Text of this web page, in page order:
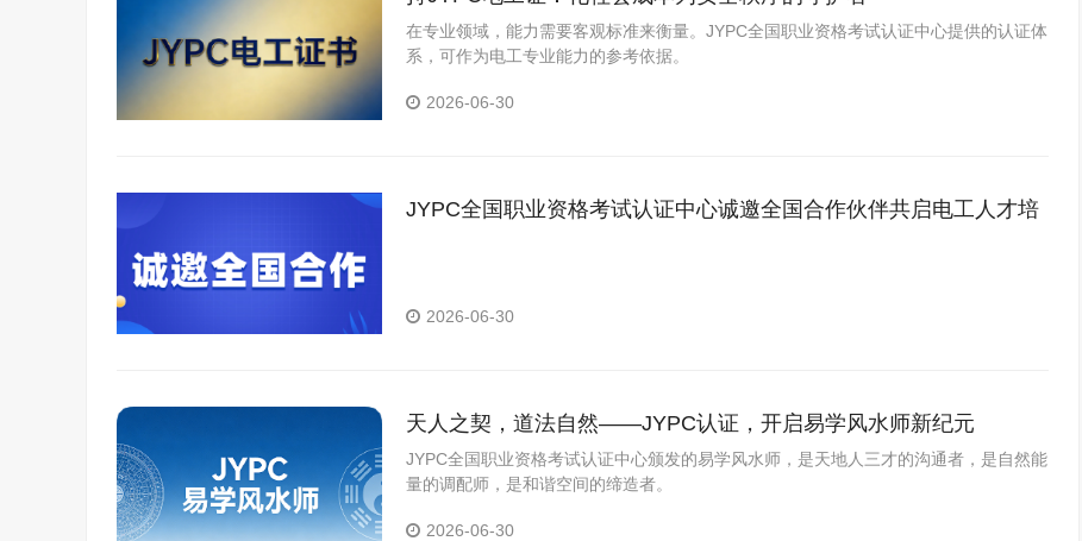
在专业领域，能力需要客观标准来衡量。JYPC全国职业资格考试认证中心提供的认证体
系，可作为电工专业能力的参考依据。
2026-06-30
JYPC全国职业资格考试认证中心诚邀全国合作伙伴共启电工人才培
2026-06-30
天人之契，道法自然——JYPC认证，开启易学风水师新纪元
JYPC全国职业资格考试认证中心颁发的易学风水师，是天地人三才的沟通者，是自然能
量的调配师，是和谐空间的缔造者。
2026-06-30